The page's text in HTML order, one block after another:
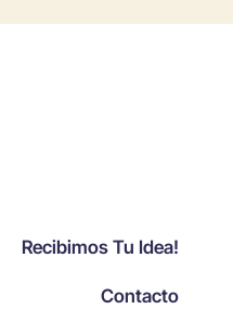
Recibimos Tu Idea!
Contacto